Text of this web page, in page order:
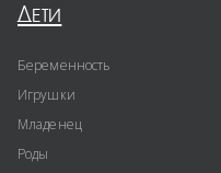
Дети
Беременность
Игрушки
Младенец
Роды